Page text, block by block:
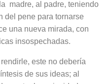
madre, al padre, teniendo
del pene para tornarse
una nueva mirada, con
insospechadas.
este no debería
de sus ideas; al